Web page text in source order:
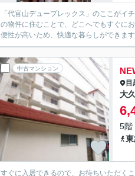
「代官山デュープレックス」のここが
の物件に住むことで、どこへでもすぐに
便性が高いため、快適な暮らしができま
中古マンション
大
5階
すぐに入居できるので、お待ちいただく